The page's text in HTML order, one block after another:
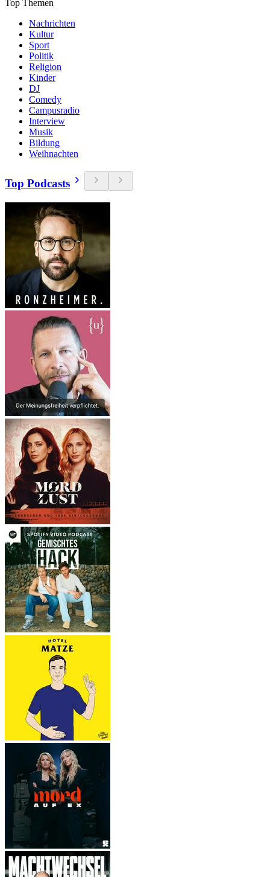
Top Themen
Nachrichten
Kultur
Sport
Politik
Religion
Kinder
DJ
Comedy
Campusradio
Interview
Musik
Bildung
Weihnachten
Top Podcasts